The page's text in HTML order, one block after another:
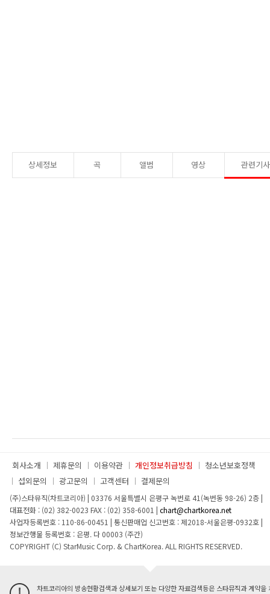
상세정보 곡 앨범 영상 관련기사
회사소개 제휴문의 이용약관 개인정보취급방침
청소년보호정책
섭외문의
광고문의 고객센터 결제문의
(주)스타뮤직(차트코리아) | 03376 서울특별시 은평구 녹번로 41(녹번동 98-26) 2층|
대표전화 : (02) 382-0023 FAX : (02) 358-6001 | chart@chartkorea.net
사업자등록번호 : 110-86-00451 | 통신판매업 신고번호 : 제2018-서울은평-0932호|
정보간행물 등록번호 : 은평. 다 00003 (주간)
COPYRIGHT (C) StarMusic Corp. & ChartKorea. ALL RIGHTS RESERVED.
차트코리아의 방송현황검색과 상세보기 또는 다양한 자료검색등은 스타뮤직과 계약을